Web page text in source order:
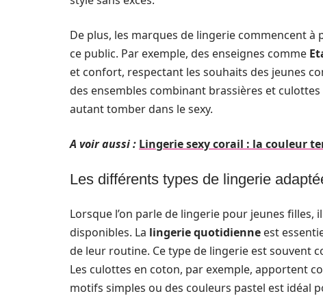
De plus, les marques de lingerie commencent
ce public. Par exemple, des enseignes comme
et confort, respectant les souhaits des jeunes
des ensembles combinant brassières et
autant tomber dans le sexy.
A voir aussi : Lingerie sexy corail : la couleur
Les différents types de lingerie
Lorsque l’on parle de lingerie pour jeunes
disponibles. La lingerie quotidienne est
de leur routine. Ce type de lingerie est souvent
Les culottes en coton, par exemple, apportent
motifs simples ou des couleurs pastel est idéal